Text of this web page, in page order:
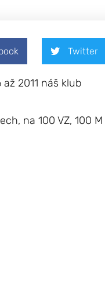
Twitter
2011 náš klub
na 100 VZ, 100 M